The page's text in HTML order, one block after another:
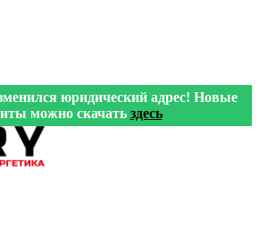
юридический адрес! Новые
можно скачать здесь